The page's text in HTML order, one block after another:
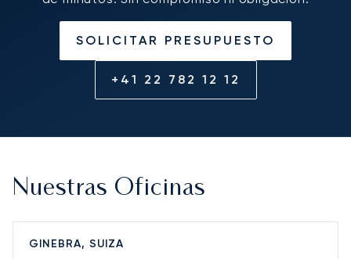
SOLICITAR PRESUPUESTO
+41 22 782 12 12
Nuestras Oficinas
GINEBRA, SUIZA